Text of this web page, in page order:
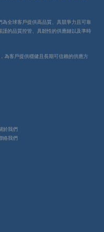
全球客戶提供高品質、具競爭力且可靠
的品質控管、具韌性的供應鏈以及準時
為客戶提供穩健且長期可信賴的供應方
於我們
絡我們